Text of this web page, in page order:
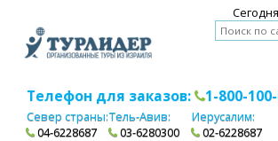
Телефон для заказов: 1-800-
Север страны:
04-6228687
Тель-Авив:
03-6280300
Иерусалим:
02-6228687